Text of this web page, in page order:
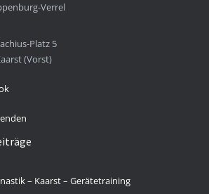
Verrel
Platz 5
(Vorst)
– Kaarst – Gerätetraining